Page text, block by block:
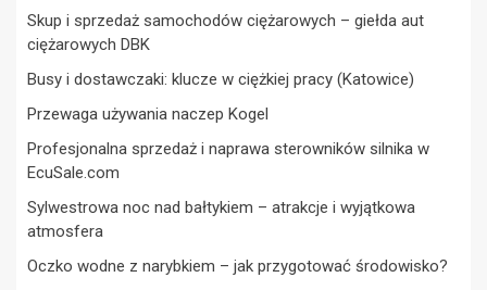
Skup i sprzedaż samochodów ciężarowych – giełda aut
ciężarowych DBK
Busy i dostawczaki: klucze w ciężkiej pracy (Katowice)
Przewaga używania naczep Kogel
Profesjonalna sprzedaż i naprawa sterowników silnika w
EcuSale.com
Sylwestrowa noc nad bałtykiem – atrakcje i wyjątkowa
atmosfera
Oczko wodne z narybkiem – jak przygotować środowisko?